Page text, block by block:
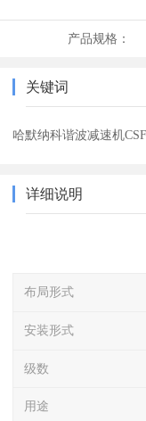
产品规格：
关键词
哈默纳科谐波减速机
详细说明
布局形式
安装形式
级数
用途